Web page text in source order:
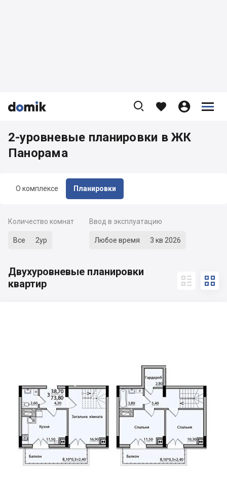


    


О комплексе Планировки
2-уровневые планировки в ЖК
Панорама
Количество комнат
Все 2ур
Ввод в эксплуатацию
Любое время 3 кв 2026
Двухуровневые планировки
квартир
 